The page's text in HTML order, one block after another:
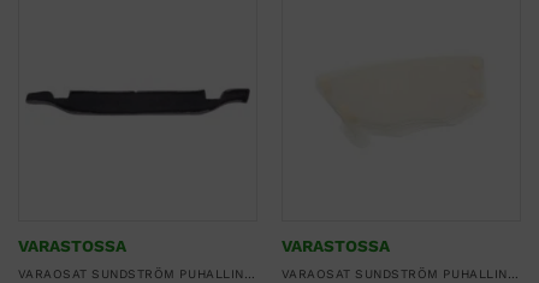
VARASTOSSA VARASTOSSA